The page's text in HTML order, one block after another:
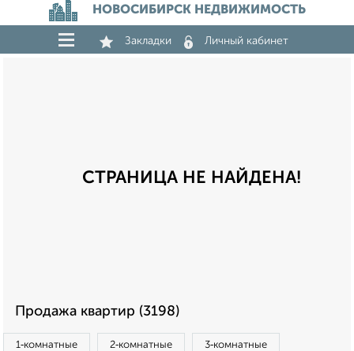
НОВОСИБИРСК НЕДВИЖИМОСТЬ
Закладки Личный кабинет
СТРАНИЦА НЕ НАЙДЕНА!
Продажа квартир (3198)
1‑комнатные 2‑комнатные 3‑комнатные